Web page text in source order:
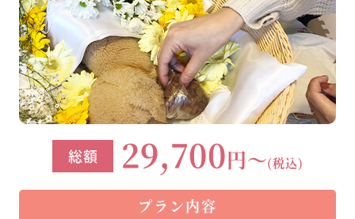
総額 29,700円～(税込)
プラン内容